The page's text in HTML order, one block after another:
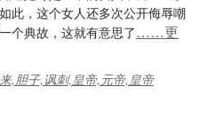
此，这个女人还多次公开侮辱嘲
个典故，这就有意思了……更
,胆子,讽刺,皇帝,元帝,皇帝